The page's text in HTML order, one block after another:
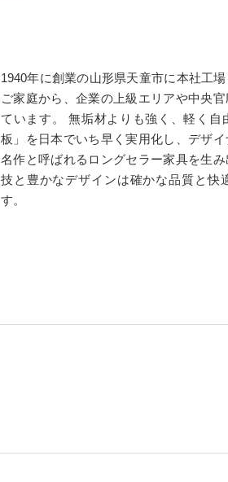
1940年に創業の山形県天童市に本社工
ご家庭から、企業の上級エリアや中央
ています。 無垢材よりも強く、軽く自
板」を日本でいち早く実用化し、デザ
名作と呼ばれるロングセラー家具を生
技と豊かなデザインは確かな品質と快
す。